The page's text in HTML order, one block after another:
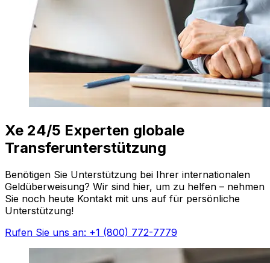
Xe 24/5 Experten globale
Transferunterstützung
Benötigen Sie Unterstützung bei Ihrer internationalen
Geldüberweisung? Wir sind hier, um zu helfen – nehmen
Sie noch heute Kontakt mit uns auf für persönliche
Unterstützung!
Rufen Sie uns an: +1 (800) 772-7779